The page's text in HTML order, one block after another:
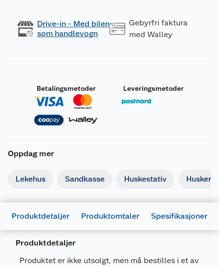
Drive-in - Med bilen
som handlevogn
Gebyrfri faktura
med Walley
Betalingsmetoder Leveringsmetoder
Oppdag mer
Lekehus Sandkasse Huskestativ Husker
Produktdetaljer Produktomtaler Spesifikasjoner
Produktdetaljer
Produktet er ikke utsolgt, men må bestilles i et av